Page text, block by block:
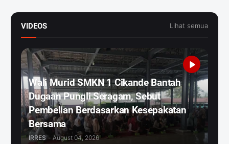
VIDEOS Lihat semua
Wali Murid SMKN 1 Cikande Bantah
Dugaan Pungli Seragam, Sebut
Pembelian Berdasarkan Kesepakatan
Bersama
IRRES - August 04, 2026